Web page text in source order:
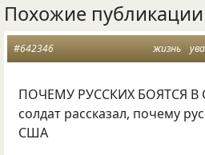
Похожие публикации
жизнь
#642346
ПОЧЕМУ РУССКИХ БОЯТСЯ В
солдат рассказал, почему
США